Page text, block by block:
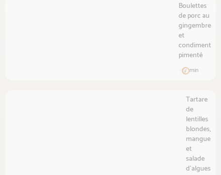
Boulettes
de porc au
gingembre
et
condiment
pimenté
min
Tartare
de
lentilles
blondes,
mangue
et
salade
d'algues